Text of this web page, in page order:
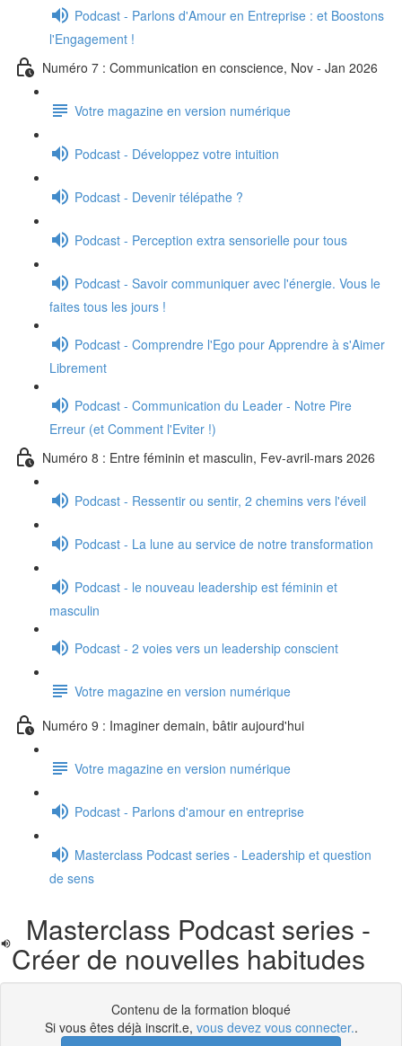
Podcast - Parlons d'Amour en Entreprise : et Boostons
l'Engagement !
Numéro 7 : Communication en conscience, Nov - Jan 2026
Votre magazine en version numérique
Podcast - Développez votre intuition
Podcast - Devenir télépathe ?
Podcast - Perception extra sensorielle pour tous
Podcast - Savoir communiquer avec l'énergie. Vous le
faites tous les jours !
Podcast - Comprendre l'Ego pour Apprendre à s'Aimer
Librement
Podcast - Communication du Leader - Notre Pire
Erreur (et Comment l'Eviter !)
Numéro 8 : Entre féminin et masculin, Fev-avril-mars 2026
Podcast - Ressentir ou sentir, 2 chemins vers l'éveil
Podcast - La lune au service de notre transformation
Podcast - le nouveau leadership est féminin et
masculin
Podcast - 2 voies vers un leadership conscient
Votre magazine en version numérique
Numéro 9 : Imaginer demain, bâtir aujourd'hui
Votre magazine en version numérique
Podcast - Parlons d'amour en entreprise
Masterclass Podcast series - Leadership et question
de sens
Masterclass Podcast series -
Créer de nouvelles habitudes
Contenu de la formation bloqué
Si vous êtes déjà inscrit.e, vous devez vous connecter..